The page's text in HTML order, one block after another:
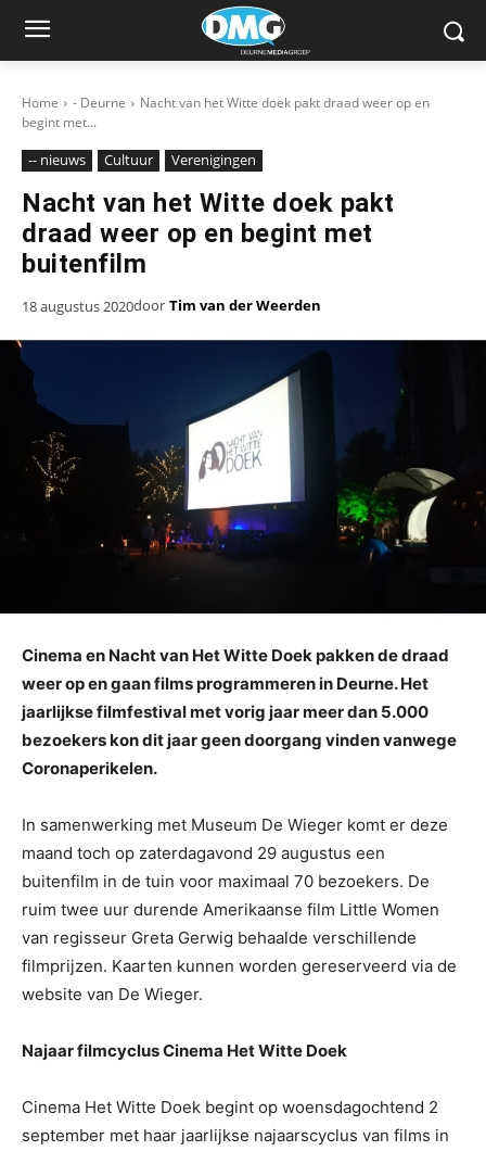
Home - Deurne
Nacht van het Witte doek pakt draad weer op en
begint met...
-- nieuws Cultuur Verenigingen
Nacht van het Witte doek pakt
draad weer op en begint met
buitenfilm
18 augustus 2020door Tim van der Weerden
Cinema en Nacht van Het Witte Doek pakken de draad
weer op en gaan films programmeren in Deurne. Het
jaarlijkse filmfestival met vorig jaar meer dan 5.000
bezoekers kon dit jaar geen doorgang vinden vanwege
Coronaperikelen.
In samenwerking met Museum De Wieger komt er deze
maand toch op zaterdagavond 29 augustus een
buitenfilm in de tuin voor maximaal 70 bezoekers. De
ruim twee uur durende Amerikaanse film Little Women
van regisseur Greta Gerwig behaalde verschillende
filmprijzen. Kaarten kunnen worden gereserveerd via de
website van De Wieger.
Najaar filmcyclus Cinema Het Witte Doek
Cinema Het Witte Doek begint op woensdagochtend 2
september met haar jaarlijkse najaarscyclus van films in